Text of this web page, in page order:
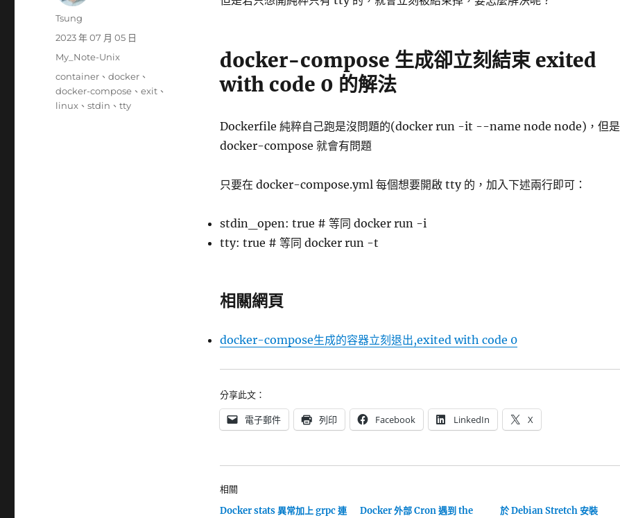
docker-compose 生成卻立刻結束 exited
with code 0 的解法
Dockerfile 純粹自己跑是沒問題的(docker run -it --name node node)，但是
docker-compose 就會有問題
只要在 docker-compose.yml 每個想要開啟 tty 的，加入下述兩行即可：
stdin_open: true # 等同 docker run -i
tty: true # 等同 docker run -t
相關網頁
docker-compose生成的容器立刻退出,exited with code 0
分享此文：
電子郵件 列印 Facebook LinkedIn X
相關
Docker stats 異常加上 grpc 連
Docker 外部 Cron 遇到 the
於 Debian Stretch 安裝
作
Tsung
發
日
期:
2023 年 07 月 05 日
分
My_Note-Unix
標
籤
container 、docker 、
docker-compose 、exit 、
linux 、stdin 、tty